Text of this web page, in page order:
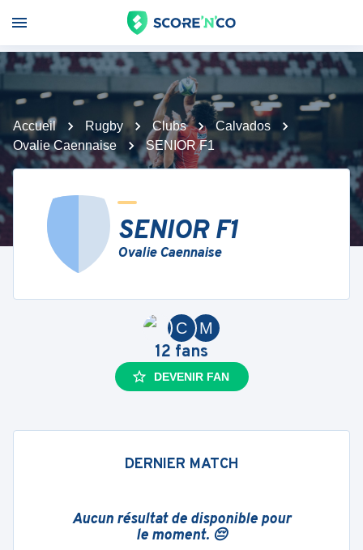
Accueil Rugby Clubs
Calvados
Ovalie Caennaise
SENIOR F1
SENIOR F1
Ovalie Caennaise
M
C
12 fans
DEVENIR FAN
DERNIER MATCH
Aucun résultat de disponible pour
le moment. 😔